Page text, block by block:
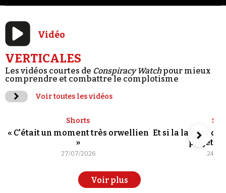
Vidéo
VERTICALES
Les vidéos courtes de Conspiracy Watchpour mieux
comprendre et combattre le complotisme
Voir toutes les vidéos
Shorts
« C'était un moment très orwellien
»
27/07/2026
Et si la langue de
projet
24/
Voir plus